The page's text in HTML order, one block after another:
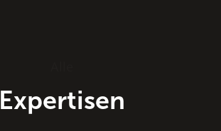
Expertisen